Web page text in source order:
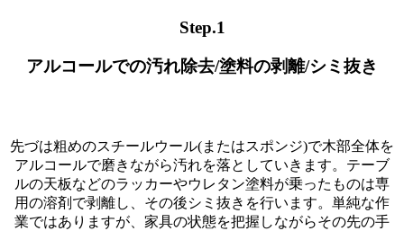
Step.1
アルコールでの汚れ除去/塗料の剥離/シミ抜き
先づは粗めのスチールウール(またはスポンジ)で木部全体を
アルコールで磨きながら汚れを落としていきます。テーブ
ルの天板などのラッカーやウレタン塗料が乗ったものは専
用の溶剤で剥離し、その後シミ抜きを行います。単純な作
業ではありますが、家具の状態を把握しながらその先の手